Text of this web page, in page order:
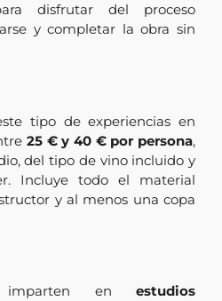
disfrutar del proceso
y completar la obra sin
tipo de experiencias en
25 € y 40 € por persona,
del tipo de vino incluido y
Incluye todo el material
y al menos una copa
imparten en estudios